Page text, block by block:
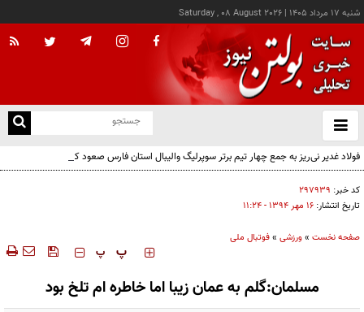
شنبه ۱۷ مرداد ۱۴۰۵ |
Saturday , 08 August 2026
باز
و
فولاد غدیر نی‌ریز به جمع چهار تیم برتر سوپرلیگ والیبال استان فارس صعود کرد
کد خبر: ۲۹۷۹۳۹
تاریخ انتشار: ۱۶ مهر ۱۳۹۴ - ۱۱:۲۴
صفحه نخست »ورزشی »فوتبال ملی
‍‍‍ پ پ
مسلمان:گلم به عمان زیبا اما خاطره ام تلخ بود